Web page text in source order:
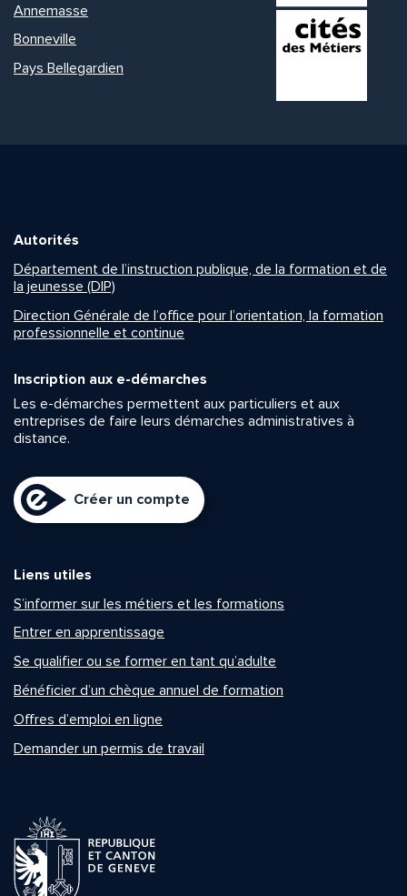
Annemasse
Bonneville
Pays Bellegardien
Autorités
Département de l’instruction publique, de la formation et de
la jeunesse (DIP)
Direction Générale de l’office pour l’orientation, la formation
professionnelle et continue
Inscription aux e-démarches
Les e-démarches permettent aux particuliers et aux
entreprises de faire leurs démarches administratives à
distance.
Créer un compte
Liens utiles
S’informer sur les métiers et les formations
Entrer en apprentissage
Se qualifier ou se former en tant qu’adulte
Bénéficier d’un chèque annuel de formation
Offres d’emploi en ligne
Demander un permis de travail